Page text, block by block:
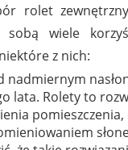
rolet
wiele
z nich:
nadmiernym
lata. Rolety to